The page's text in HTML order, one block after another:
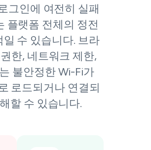
그인에 여전히 실패
플랫폼 전체의 정전
일 수 있습니다. 브라
한, 네트워크 제한,
불안정한 Wi-Fi가
로드되거나 연결되
할 수 있습니다.